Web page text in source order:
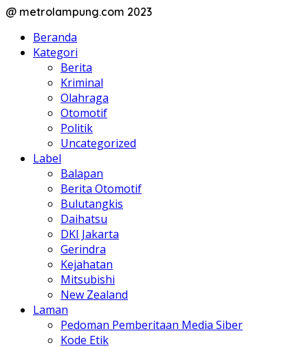
@ metrolampung.com 2023
Beranda
Kategori
Berita
Kriminal
Olahraga
Otomotif
Politik
Uncategorized
Label
Balapan
Berita Otomotif
Bulutangkis
Daihatsu
DKI Jakarta
Gerindra
Kejahatan
Mitsubishi
New Zealand
Laman
Pedoman Pemberitaan Media Siber
Kode Etik